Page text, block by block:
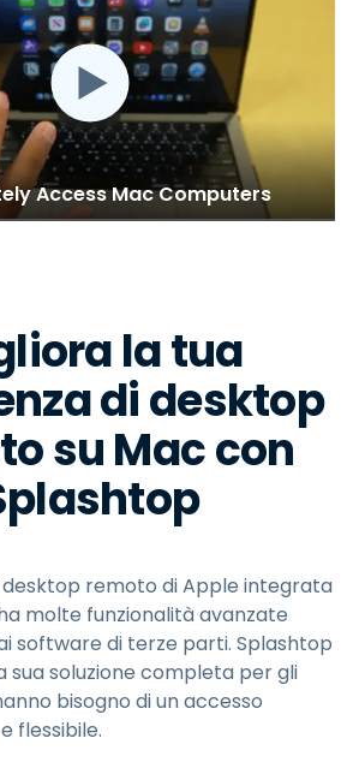
Access Mac Computers
la tua
di desktop
su Mac con
desktop remoto di Apple integrata
molte funzionalità avanzate
software di terze parti. Splashtop
sua soluzione completa per gli
bisogno di un accesso
flessibile.